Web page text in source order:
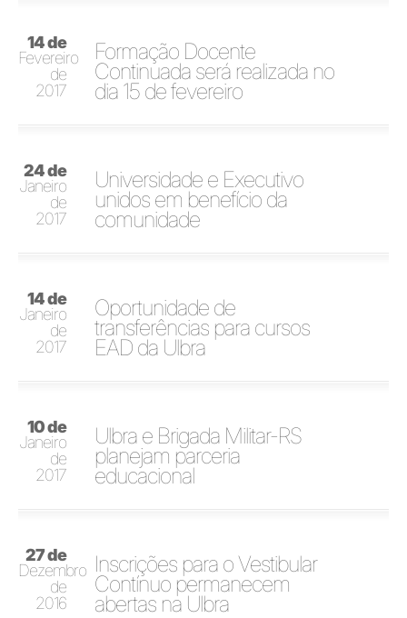
14 de
Fevereiro
de
2017
Formação Docente
Continuada será realizada no
dia 15 de fevereiro
24 de
Janeiro
de
2017
Universidade e Executivo
unidos em benefício da
comunidade
14 de
Janeiro
de
2017
Oportunidade de
transferências para cursos
EAD da Ulbra
10 de
Janeiro
de
2017
Ulbra e Brigada Militar-RS
planejam parceria
educacional
27 de
Dezembro
de
2016
Inscrições para o Vestibular
Contínuo permanecem
abertas na Ulbra